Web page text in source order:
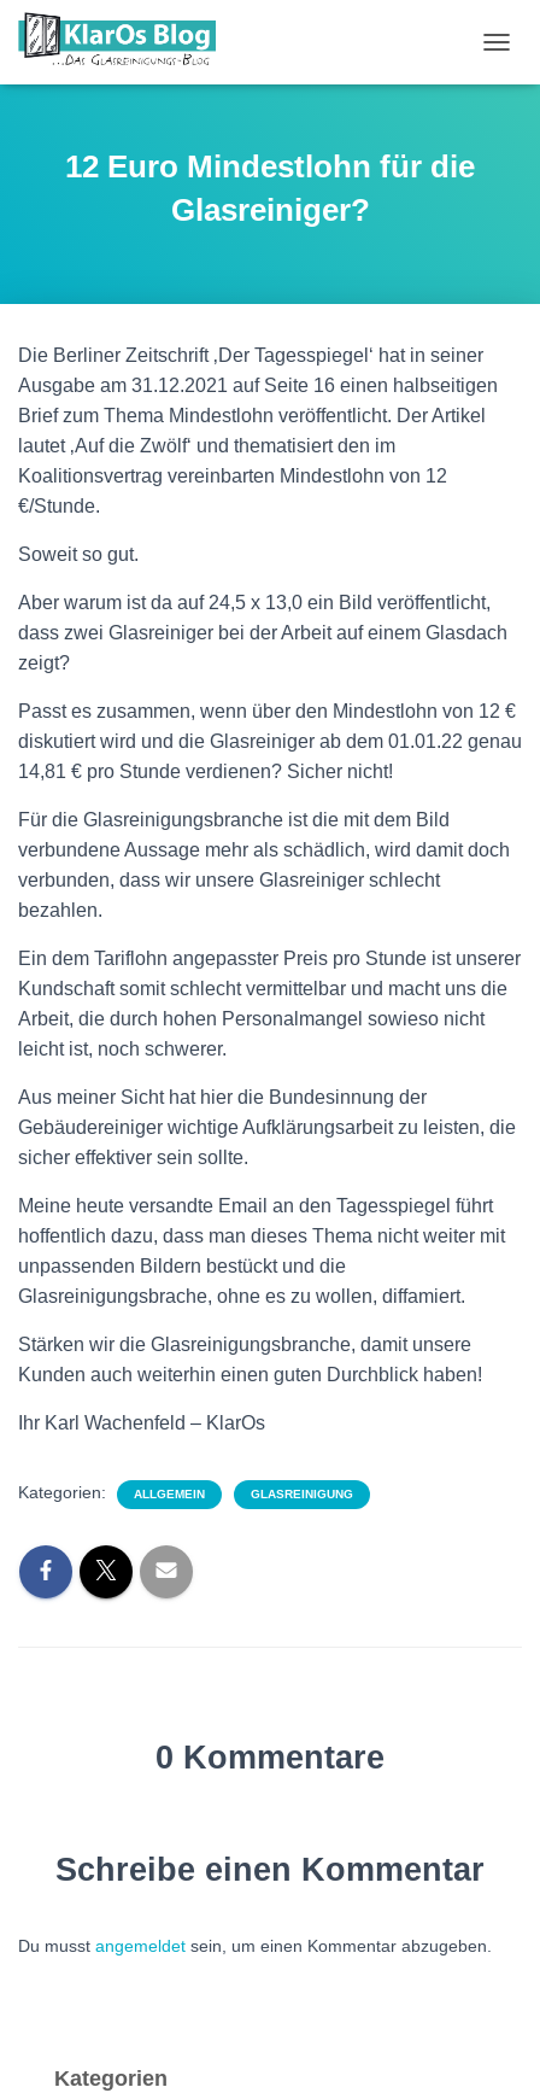
A
H
12 Euro Mindestlohn für die
Glasreiniger?
Die Berliner Zeitschrift ‚Der Tagesspiegel‘ hat in seiner
Ausgabe am 31.12.2021 auf Seite 16 einen halbseitigen
Brief zum Thema Mindestlohn veröffentlicht. Der Artikel
lautet ‚Auf die Zwölf‘ und thematisiert den im
Koalitionsvertrag vereinbarten Mindestlohn von 12
€/Stunde.
Soweit so gut.
Aber warum ist da auf 24,5 x 13,0 ein Bild veröffentlicht,
dass zwei Glasreiniger bei der Arbeit auf einem Glasdach
zeigt?
Passt es zusammen, wenn über den Mindestlohn von 12 €
diskutiert wird und die Glasreiniger ab dem 01.01.22 genau
14,81 € pro Stunde verdienen? Sicher nicht!
Für die Glasreinigungsbranche ist die mit dem Bild
verbundene Aussage mehr als schädlich, wird damit doch
verbunden, dass wir unsere Glasreiniger schlecht
bezahlen.
Ein dem Tariflohn angepasster Preis pro Stunde ist unserer
Kundschaft somit schlecht vermittelbar und macht uns die
Arbeit, die durch hohen Personalmangel sowieso nicht
leicht ist, noch schwerer.
Aus meiner Sicht hat hier die Bundesinnung der
Gebäudereiniger wichtige Aufklärungsarbeit zu leisten, die
sicher effektiver sein sollte.
Meine heute versandte Email an den Tagesspiegel führt
hoffentlich dazu, dass man dieses Thema nicht weiter mit
unpassenden Bildern bestückt und die
Glasreinigungsbrache, ohne es zu wollen, diffamiert.
Stärken wir die Glasreinigungsbranche, damit unsere
Kunden auch weiterhin einen guten Durchblick haben!
Ihr Karl Wachenfeld – KlarOs
Kategorien: ALLGEMEIN GLASREINIGUNG
0 Kommentare
Schreibe einen Kommentar
Du musst angemeldet sein, um einen Kommentar abzugeben.
Kategorien